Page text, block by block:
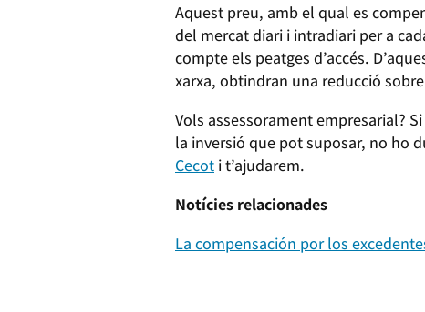
Aquest preu, amb el qual es
del mercat diari i intradiari per a
compte els peatges d’accés.
xarxa, obtindran una reducció
Vols assessorament empresarial?
la inversió que pot suposar, no ho
Cecot i t’ajudarem.
More
Russianxnxx
Notícies relacionades
La compensación por los